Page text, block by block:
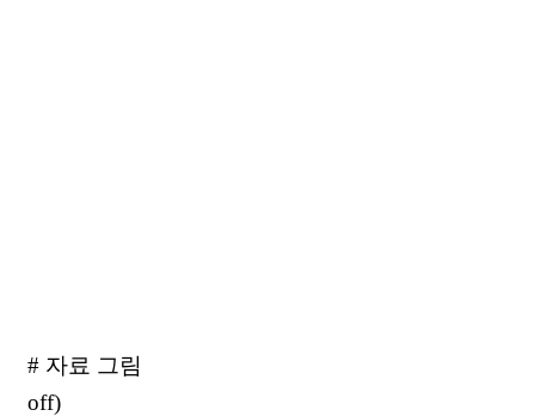
# 자료 그림
off)